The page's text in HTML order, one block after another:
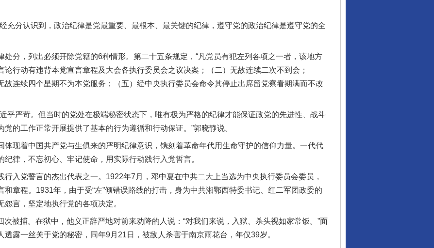
分认识到，政治纪律是党最重要、最根本、最关键的纪律，遵守党的政治纪律是遵守党的全
，列出必须开除党籍的6种情形。第二十五条规定，“凡党员有犯左列各项之一者，该地方
行动有违背本党宣言章程及大会各执行委员会之议决案；（二）无故连续二次不到会；
故连续四个星期不为本党服务；（五）经中央执行委员会命令其停止出席留党察看期满而不改
严苛。但当时的党处在极端秘密状态下，唯有极为严格的纪律才能保证政党的先进性、战斗
的工作正常开展提供了基本的行为遵循和行动保证。”郭晓静说。
现着中国共产党与生俱来的严明纪律意识，镌刻着革命年代用生命守护的信仰力量。一代代
律，不忘初心、牢记使命，用实际行动践行入党誓言。
党誓言的杰出代表之一。1922年7月，邓中夏在中共二大上当选为中央执行委员会委员，
和章程。1931年，由于受“左”倾错误路线的打击，身为中共湘鄂西特委书记、红二军团政委的
言，坚定地执行党的各项决定。
捕。在狱中，他义正辞严地对前来劝降的人说：“对我们来说，入狱、杀头视如家常饭。”面
露一丝关于党的秘密，同年9月21日，被敌人杀害于南京雨花台，年仅39岁。